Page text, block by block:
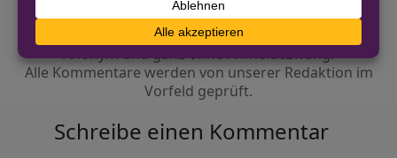
Diskutiere mit!
Anonym und ganz ohne Anmeldezwang!
Alle Kommentare werden von unserer Redaktion im
Vorfeld geprüft.
Schreibe einen Kommentar